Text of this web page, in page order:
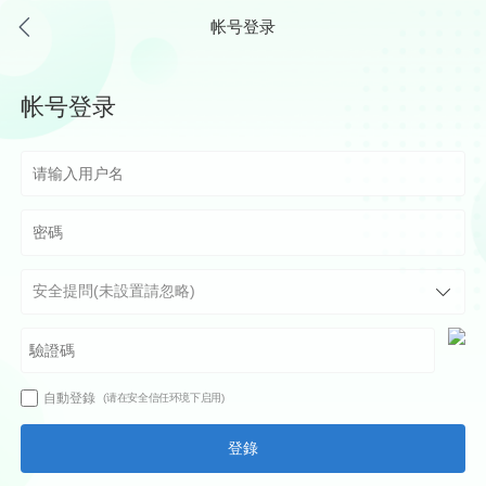
帐号登录
帐号登录
自動登錄 (请在安全信任环境下启用)
登錄